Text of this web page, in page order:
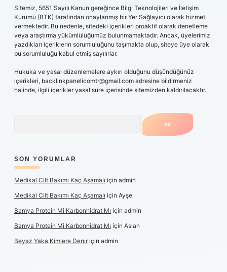
Sitemiz, 5651 Sayılı Kanun gereğince Bilgi Teknolojileri ve İletişim
Kurumu (BTK) tarafından onaylanmış bir Yer Sağlayıcı olarak hizmet
vermektedir. Bu nedenle, sitedeki içerikleri proaktif olarak denetleme
veya araştırma yükümlülüğümüz bulunmamaktadır. Ancak, üyelerimiz
yazdıkları içeriklerin sorumluluğunu taşımakta olup, siteye üye olarak
bu sorumluluğu kabul etmiş sayılırlar.
Hukuka ve yasal düzenlemelere aykırı olduğunu düşündüğünüz
içerikleri, backlinkpanelicomtr@gmail.com adresine bildirmeniz
halinde, ilgili içerikler yasal süre içerisinde sitemizden kaldırılacaktır.
SON YORUMLAR
Medikal Cilt Bakımı Kaç Aşamalı için admin
Medikal Cilt Bakımı Kaç Aşamalı için Ayşe
Bamya Protein Mi Karbonhidrat Mı için admin
Bamya Protein Mi Karbonhidrat Mı için Aslan
Beyaz Yaka Kimlere Deniriçin admin